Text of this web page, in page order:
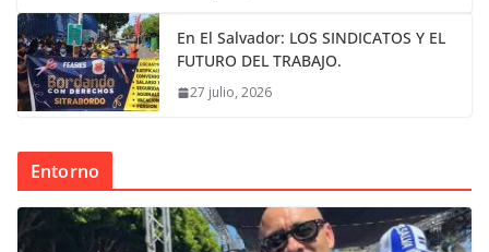
En El Salvador: LOS SINDICATOS Y EL
FUTURO DEL TRABAJO.
27 julio, 2026
Entorno